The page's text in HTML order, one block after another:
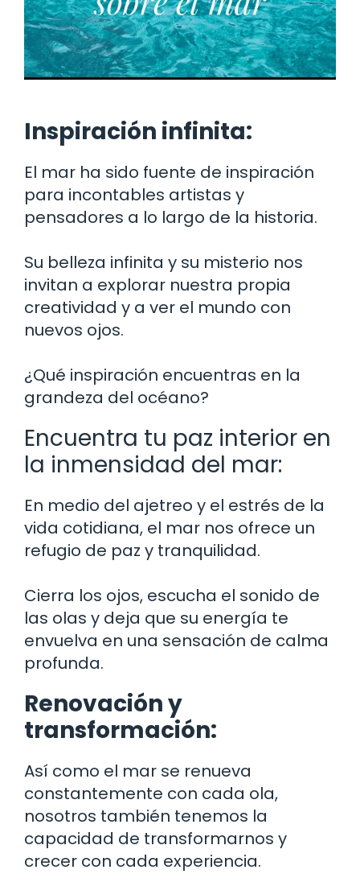
Inspiración infinita:
El mar ha sido fuente de inspiración
para incontables artistas y
pensadores a lo largo de la historia.
Su belleza infinita y su misterio nos
invitan a explorar nuestra propia
creatividad y a ver el mundo con
nuevos ojos.
¿Qué inspiración encuentras en la
grandeza del océano?
Encuentra tu paz interior en
la inmensidad del mar:
En medio del ajetreo y el estrés de la
vida cotidiana, el mar nos ofrece un
refugio de paz y tranquilidad.
Cierra los ojos, escucha el sonido de
las olas y deja que su energía te
envuelva en una sensación de calma
profunda.
Renovación y
transformación:
Así como el mar se renueva
constantemente con cada ola,
nosotros también tenemos la
capacidad de transformarnos y
crecer con cada experiencia.